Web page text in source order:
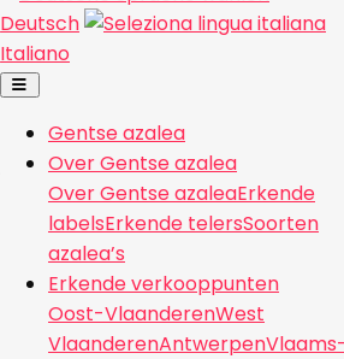
Deutsch
Italiano
Gentse azalea
Over Gentse azalea
Over Gentse azaleaErkende
labelsErkende telersSoorten
azalea’s
Erkende verkooppunten
Oost-VlaanderenWest
VlaanderenAntwerpen